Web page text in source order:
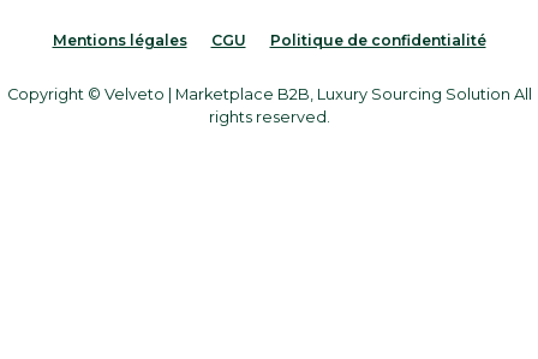
Mentions légales CGU Politique de confidentialité
Copyright © Velveto | Marketplace B2B, Luxury Sourcing Solution All
rights reserved.